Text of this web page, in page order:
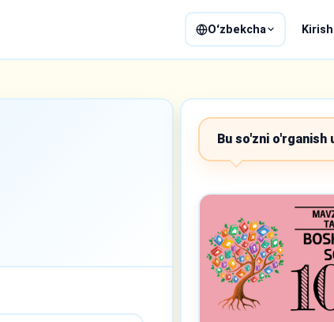
Oʻzbekcha Kirish
Bu so'zni o'rganish